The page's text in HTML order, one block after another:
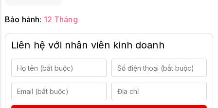
Bảo hành: 12 Tháng
Liên hệ với nhân viên kinh doanh